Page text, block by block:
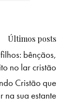
Últimos posts
bênçãos,
no lar cristão
Cristão que
na sua estante